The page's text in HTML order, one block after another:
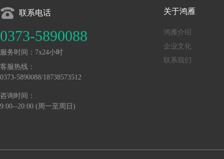
联系电话
0373-5890088
服务时间：7x24小时
客服热线：
0373-5890088/18738573512
咨询时间：
9:00--20:00 (周一至周日)
关于鸿雁
鸿雁介绍
企业文化
联系我们